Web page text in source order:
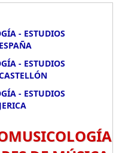
- ESTUDIOS
- ESTUDIOS
- ESTUDIOS